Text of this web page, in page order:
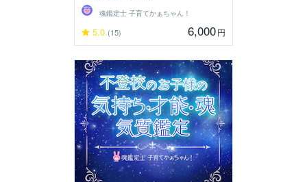
魂鑑定士 子育てかぁちゃん！
5.0 (15) 6,000円